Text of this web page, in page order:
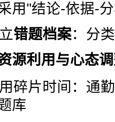
用"结论-依据-
错题档案：分
源利用与心态
碎片时间：通
库